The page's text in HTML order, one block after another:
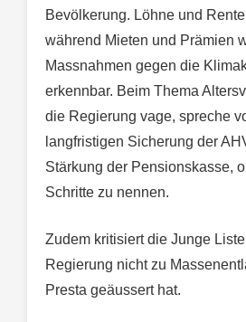
Bevölkerung. Löhne und
während Mieten und Prämien
Massnahmen gegen die
erkennbar. Beim Thema
die Regierung vage, spreche
langfristigen Sicherung der
Stärkung der Pensionskasse,
Schritte zu nennen.
Zudem kritisiert die Junge
Regierung nicht zu
Presta geäussert hat.